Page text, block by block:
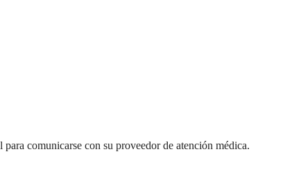
comunicarse con su proveedor de atención médica.